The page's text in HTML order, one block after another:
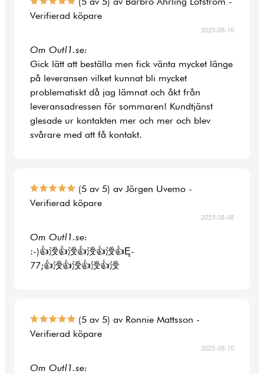
Verifierad köpare
2025-08-10
Om Outl1.se:
Gick lätt att beställa men fick vänta mycket länge
på leveransen vilket kunnat bli mycket
problematiskt då jag lämnat och åkt från
leveransadressen för sommaren! Kundtjänst
glesade ur kontakten mer och mer och blev
svårare med att få kontakt.
(5 av 5) av Jörgen Uvemo -
Verifierad köpare
2025-08-08
Om Outl1.se:
:-)👍涭👍涭👍涭👍涭👍Ę-
77;👍涭👍涭👍涭👍涭
(5 av 5) av Ronnie Mattsson -
Verifierad köpare
2025-08-10
Om Outl1.se: